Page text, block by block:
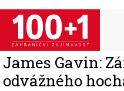
Přejít
hlavnímu
obsahu
James Gavin:
odvážného